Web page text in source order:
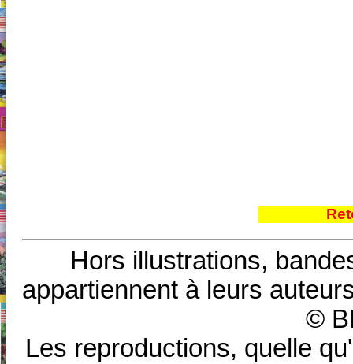
Hors illustrations,
appartiennent à leurs
©
Les reproductions, quelle